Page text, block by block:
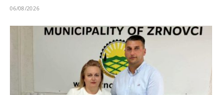
06/08/2026